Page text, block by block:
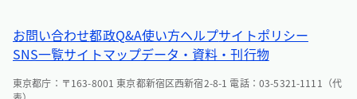
お問い合わせ都政Q&A使い方ヘルプサイトポリシー
SNS一覧サイトマップデータ・資料・刊行物
東京都庁：〒163-8001 東京都新宿区西新宿2-8-1 電話：03-5321-1111（代